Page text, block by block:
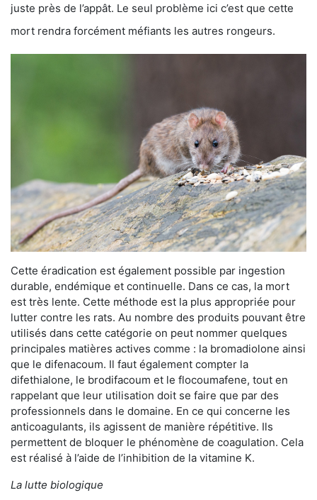
juste près de l’appât. Le seul problème ici c’est que cette
mort rendra forcément méfiants les autres rongeurs.
Cette éradication est également possible par ingestion
durable, endémique et continuelle. Dans ce cas, la mort
est très lente. Cette méthode est la plus appropriée pour
lutter contre les rats. Au nombre des produits pouvant être
utilisés dans cette catégorie on peut nommer quelques
principales matières actives comme : la bromadiolone ainsi
que le difenacoum. Il faut également compter la
difethialone, le brodifacoum et le flocoumafene, tout en
rappelant que leur utilisation doit se faire que par des
professionnels dans le domaine. En ce qui concerne les
anticoagulants, ils agissent de manière répétitive. Ils
permettent de bloquer le phénomène de coagulation. Cela
est réalisé à l’aide de l’inhibition de la vitamine K.
La lutte biologique